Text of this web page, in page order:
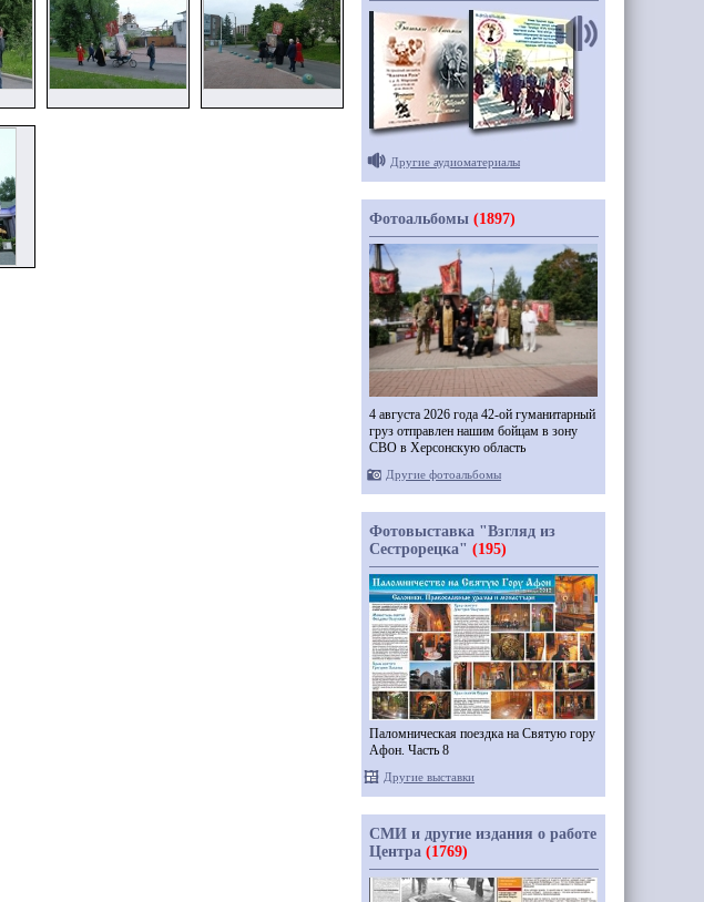
Другие аудиоматериалы
Фотоальбомы (1897)
4 августа 2026 года 42-ой гуманитарный
груз отправлен нашим бойцам в зону
СВО в Херсонскую область
Другие фотоальбомы
Фотовыставка "Взгляд из
Сестрорецка" (195)
Паломническая поездка на Святую гору
Афон. Часть 8
Другие выставки
СМИ и другие издания о работе
Центра (1769)